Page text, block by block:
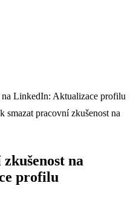
smazat pracovní zkušenost na
na
profilu